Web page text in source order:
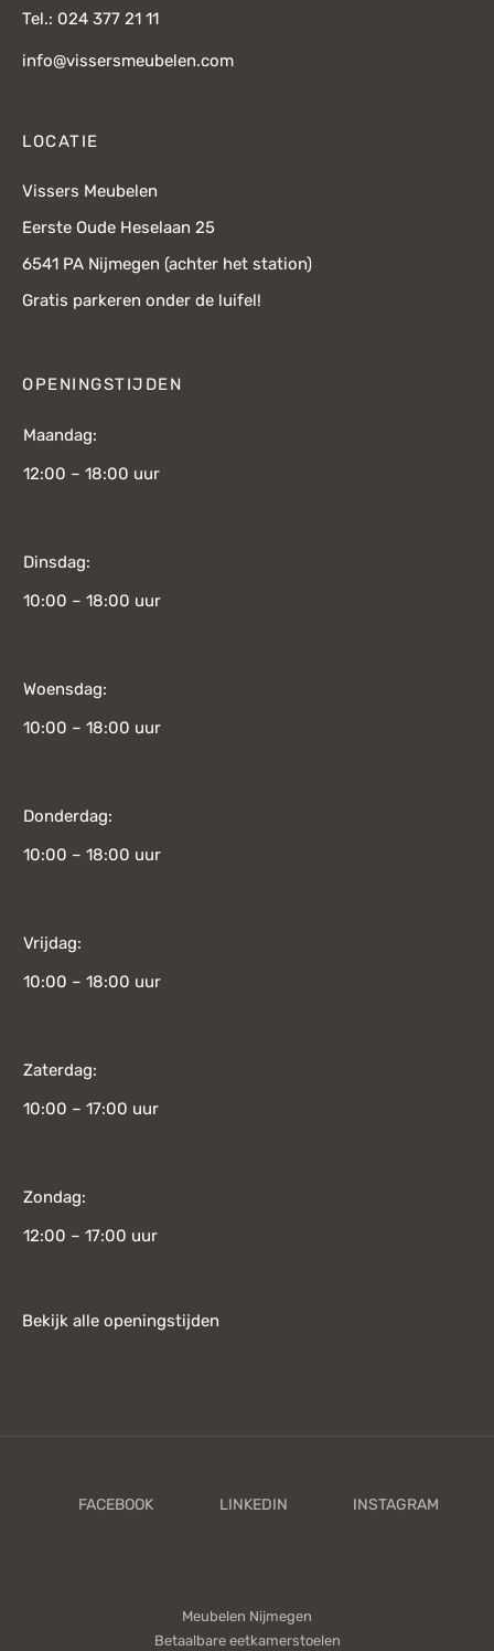
Tel.: 024 377 21 11
info@vissersmeubelen.com
LOCATIE
Vissers Meubelen
Eerste Oude Heselaan 25
6541 PA Nijmegen (achter het station)
Gratis parkeren onder de luifel!
OPENINGSTIJDEN
Maandag:
12:00 – 18:00 uur
Dinsdag:
10:00 – 18:00 uur
Woensdag:
10:00 – 18:00 uur
Donderdag:
10:00 – 18:00 uur
Vrijdag:
10:00 – 18:00 uur
Zaterdag:
10:00 – 17:00 uur
Zondag:
12:00 – 17:00 uur
Bekijk alle openingstijden
Meubelen Nijmegen
Betaalbare eetkamerstoelen